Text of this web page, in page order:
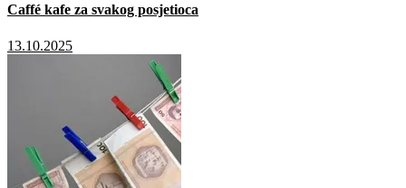
Caffé kafe za svakog posjetioca
13.10.2025